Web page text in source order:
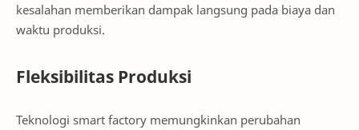
kesalahan memberikan dampak langsung pada biaya dan
waktu produksi.
Fleksibilitas Produksi
Teknologi smart factory memungkinkan perubahan